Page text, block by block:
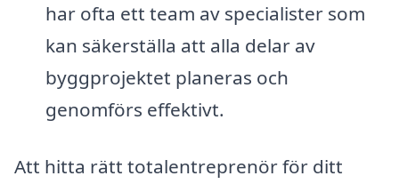
har ofta ett team av specialister som
kan säkerställa att alla delar av
byggprojektet planeras och
genomförs effektivt.
Att hitta rätt totalentreprenör för ditt